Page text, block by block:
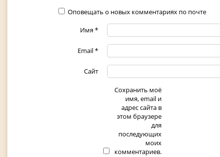
Оповещать о новых комментариях по почте
Имя*
Email*
Сайт
Сохранить моё
имя, email и
адрес сайта в
этом браузере
для
последующих
моих
комментариев.